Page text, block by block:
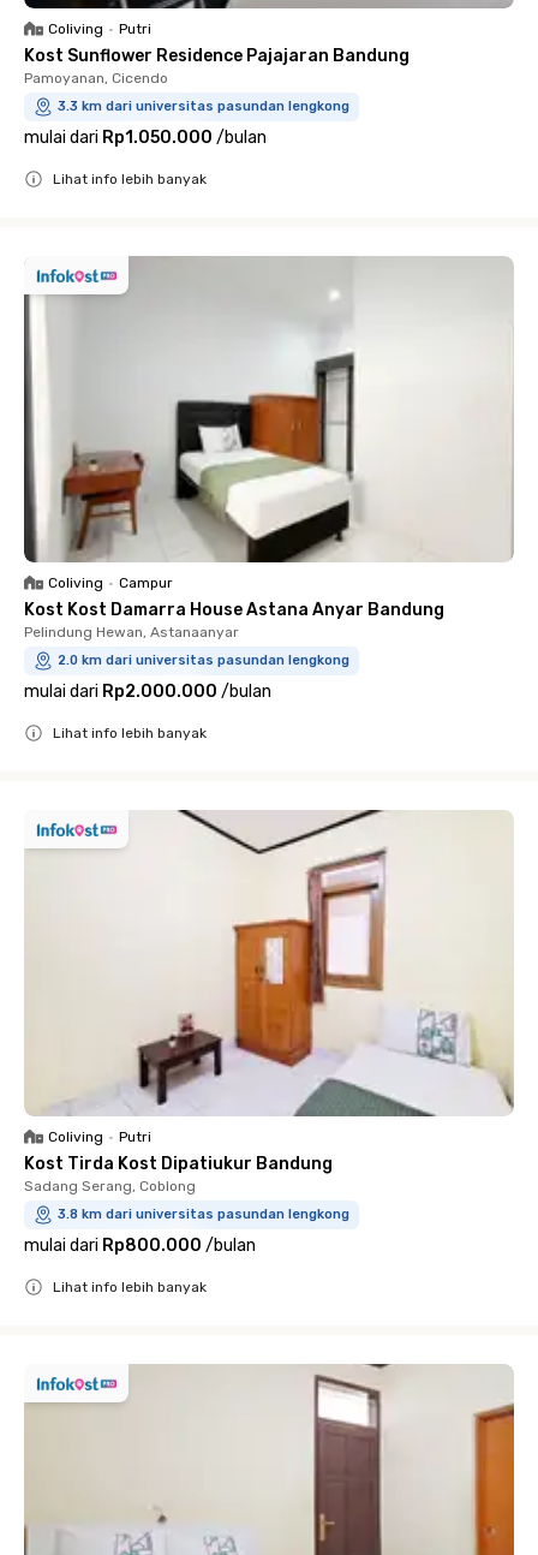
Coliving • Putri
Kost Sunflower Residence Pajajaran Bandung
Pamoyanan, Cicendo
3.3 km dari universitas pasundan lengkong
mulai dari Rp1.050.000 /bulan
Lihat info lebih banyak
Coliving • Campur
Kost Kost Damarra House Astana Anyar Bandung
Pelindung Hewan, Astanaanyar
2.0 km dari universitas pasundan lengkong
mulai dari Rp2.000.000 /bulan
Lihat info lebih banyak
Coliving • Putri
Kost Tirda Kost Dipatiukur Bandung
Sadang Serang, Coblong
3.8 km dari universitas pasundan lengkong
mulai dari Rp800.000 /bulan
Lihat info lebih banyak